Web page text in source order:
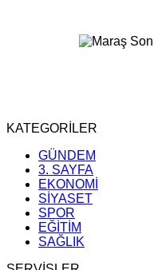
KATEGORİLER
GÜNDEM
3. SAYFA
EKONOMİ
SİYASET
SPOR
EĞİTİM
SAĞLIK